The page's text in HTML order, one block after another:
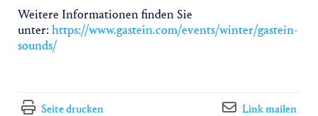
Weitere Informationen finden Sie
unter: https://www.gastein.com/events/winter/gastein-
sounds/
Seite drucken Link mailen